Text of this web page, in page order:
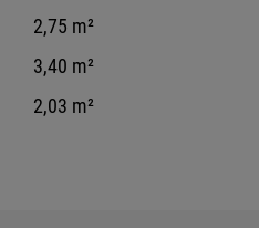
2,75 m²
3,40 m²
2,03 m²